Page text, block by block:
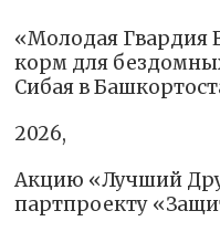
«Молодая Гвардия
корм для
Сибая в
2026,
Акцию «Лучший
партпроекту